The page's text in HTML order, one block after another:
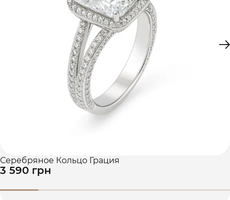
Серебряное Кольцо Грация
3 590 грн